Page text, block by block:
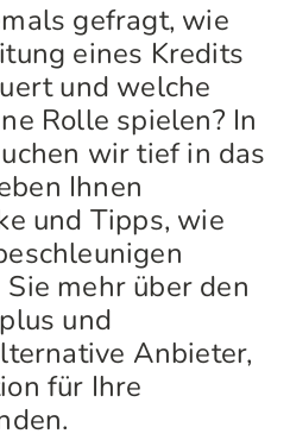
gefragt, wie
eines Kredits
und welche
Rolle spielen? In
wir tief in das
Ihnen
und Tipps, wie
mehr über den
und
Anbieter,
für Ihre